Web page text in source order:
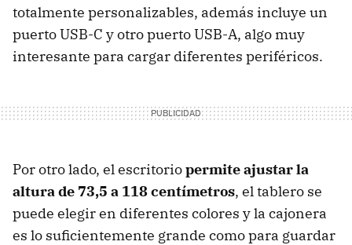
totalmente personalizables, además incluye un
puerto USB-C y otro puerto USB-A, algo muy
interesante para cargar diferentes periféricos.
Por otro lado, el escritoriopermite ajustar la
altura de 73,5 a 118 centímetros, el tablero se
puede elegir en diferentes colores y la cajonera
es lo suficientemente grande como para guardar